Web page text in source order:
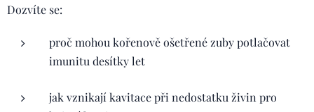
Dozvíte se:
proč mohou kořenově ošetřené zuby potlačovat
imunitu desítky let
jak vznikají kavitace při nedostatku živin pro